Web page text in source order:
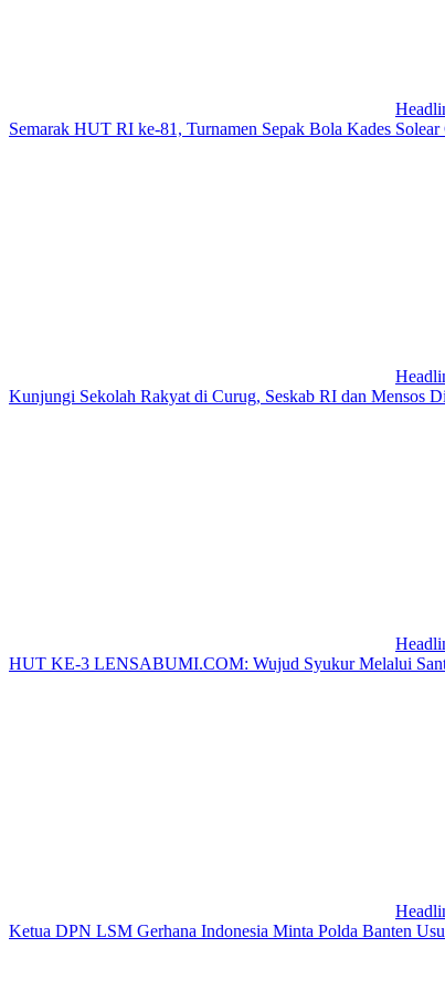
Semarak HUT RI ke-81, Turnamen Sepak Bola Kades
Kunjungi Sekolah Rakyat di Curug, Seskab RI dan Mensos
HUT KE-3 LENSABUMI.COM: Wujud Syukur Melalui
Ketua DPN LSM Gerhana Indonesia Minta Polda Banten